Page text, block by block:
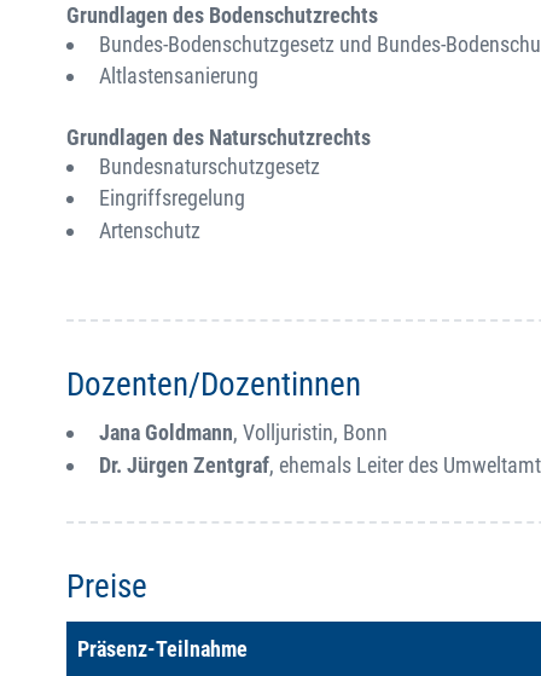
Grundlagen des Bodenschutzrechts
Bundes-Bodenschutzgesetz und Bundes-
Altlastensanierung
Grundlagen des Naturschutzrechts
Bundesnaturschutzgesetz
Eingriffsregelung
Artenschutz
Dozenten/Dozentinnen
Jana Goldmann, Volljuristin, Bonn
Dr. Jürgen Zentgraf, ehemals Leiter des
Preise
Präsenz-Teilnahme